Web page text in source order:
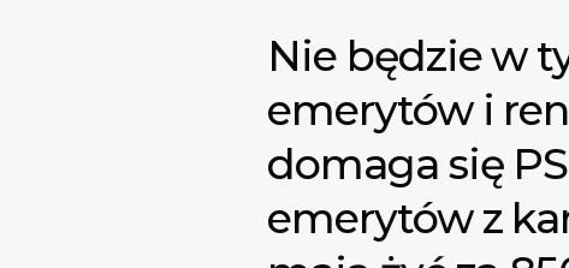
Nie będzie w
emerytów i
domaga się
emerytów z